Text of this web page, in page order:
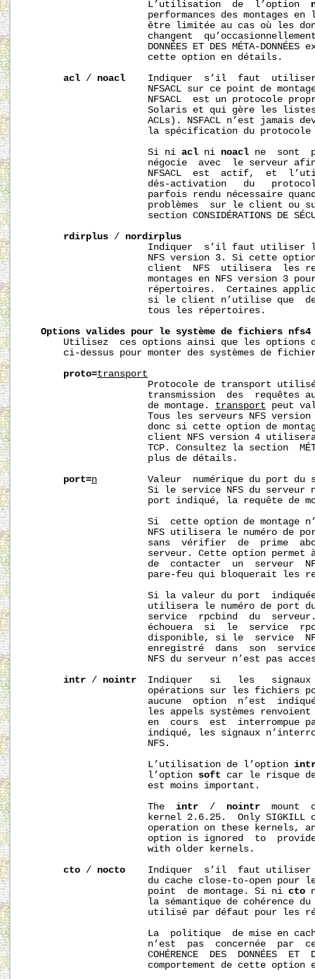
                      L’utilisation  de  l’option
performances des montages en
être limitée au cas où les
changent
DONNÉES ET DES MÉTA-DONNÉES
                      cette option en détails.
acl / noacl
Indiquer  s’il  faut
NFSACL sur ce point de
NFSACL  est un protocole
Solaris et qui gère les
ACLs). NSFACL n’est jamais
la spécification du protocole
                      Si ni
acl ni noacl ne  sont
négocie  avec  le serveur
NFSACL  est  actif,  et
dés-activation   du
parfois rendu nécessaire
problèmes  sur le client ou
section CONSIDÉRATIONS DE
rdirplus / nordirplus
Indiquer  s’il faut utiliser
NFS version 3. Si cette
client  NFS  utilisera  les
montages en NFS version 3
répertoires.  Certaines
si le client n’utilise que
                      tous les répertoires.
Options valides pour le système de fichiers nfs4
Utilisez  ces options ainsi que les options
ci-dessus pour monter des systèmes de
proto=transport
Protocole de transport
transmission  des  requêtes
                      de montage.
transport peut
Tous les serveurs NFS
donc si cette option de
client NFS version 4
TCP. Consultez la section
                      plus de détails.
port=n
Valeur  numérique du port du
Si le service NFS du serveur
port indiqué, la requête de
Si  cette option de montage
NFS utilisera le numéro de
sans  vérifier  de  prime
serveur. Cette option permet
de  contacter  un  serveur
pare-feu qui bloquerait les
Si la valeur du port
utilisera le numéro de port
service  rpcbind  du
échouera  si  le  service
disponible, si le  service
enregistré  dans  son
NFS du serveur n’est pas
intr / nointr
Indiquer   si   les
opérations sur les fichiers
aucune  option  n’est
les appels systèmes
en  cours  est  interrompue
indiqué, les signaux
                      NFS.
                      L’utilisation de l’option
                      l’option
soft car le risque
                      est moins important.
                      The
intr
  /
nointr
mount
kernel 2.6.25.  Only SIGKILL
operation on these kernels,
option is ignored  to
                      with older kernels.
cto / nocto
Indiquer  s’il  faut
du cache close-to-open pour
                      point  de montage. Si ni
cto
la sémantique de cohérence
utilisé par défaut pour les
La  politique  de mise en
n’est  pas  concernée  par
COHÉRENCE  DES  DONNÉES  ET
comportement de cette option